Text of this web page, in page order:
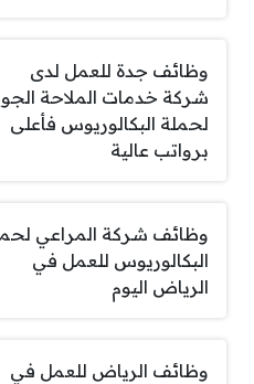
وظائف جدة للعمل لدى
شركة خدمات الملاحة
لحملة البكالوريوس فأعلى
برواتب عالية
وظائف شركة المراعي
البكالوريوس للعمل في
الرياض اليوم
وظائف الرياض للعمل في